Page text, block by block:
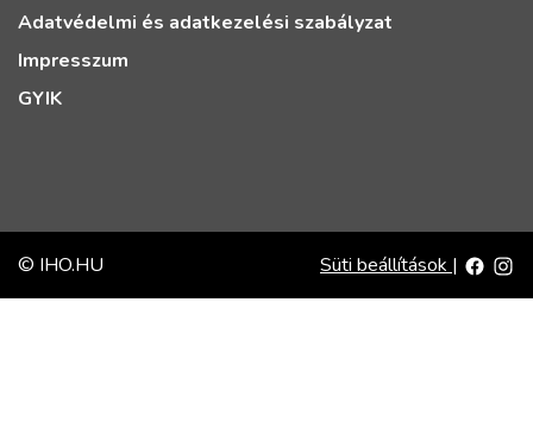
Adatvédelmi és adatkezelési szabályzat
Impresszum
GYIK
© IHO.HU Süti beállítások |